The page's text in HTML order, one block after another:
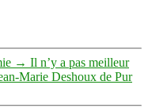
→ Il n’y a pas meilleur
Marie Deshoux de Pur